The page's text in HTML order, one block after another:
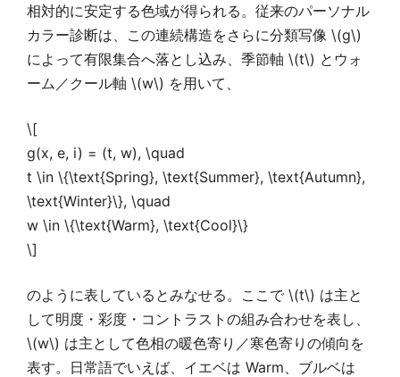
相対的に安定する色域が得られる。従来のパーソナル
カラー診断は、この連続構造をさらに分類写像 \(g\)
によって有限集合へ落とし込み、季節軸 \(t\) とウォ
ーム／クール軸 \(w\) を用いて、
\[
g(x, e, i) = (t, w), \quad
t \in \{\text{Spring}, \text{Summer}, \text{Autumn},
\text{Winter}\}, \quad
w \in \{\text{Warm}, \text{Cool}\}
\]
のように表しているとみなせる。ここで \(t\) は主と
して明度・彩度・コントラストの組み合わせを表し、
\(w\) は主として色相の暖色寄り／寒色寄りの傾向を
表す。日常語でいえば、イエベは Warm、ブルベは